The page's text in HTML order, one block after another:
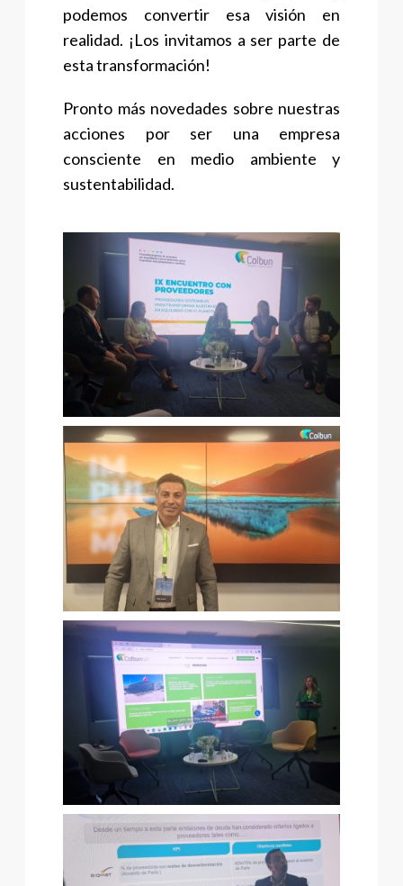
podemos convertir esa visión en
realidad. ¡Los invitamos a ser parte de
esta transformación!
Pronto más novedades sobre nuestras
acciones por ser una empresa
consciente en medio ambiente y
sustentabilidad.